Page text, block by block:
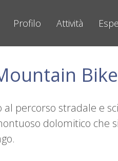
Profilo Attività
Bike
percorso stradale e
dolomitico che